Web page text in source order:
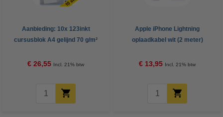
Aanbieding: 10x 123inkt
cursusblok A4 gelijnd 70 g/m²
€ 26,55 Incl. 21% btw
Apple iPhone Lightning
oplaadkabel wit (2 meter)
€ 13,95 Incl. 21% btw